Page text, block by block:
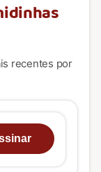
recentes por